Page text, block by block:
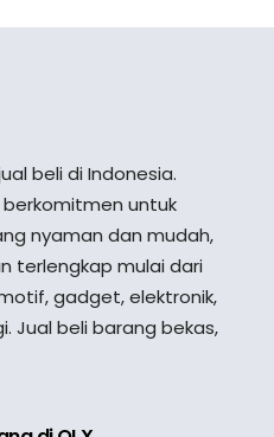
beli di Indonesia.
berkomitmen untuk
nyaman dan mudah,
terlengkap mulai dari
gadget, elektronik,
Jual beli barang bekas,